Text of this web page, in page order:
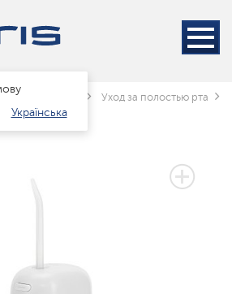
Українська
краса і здоров'я Уход за полостью рта